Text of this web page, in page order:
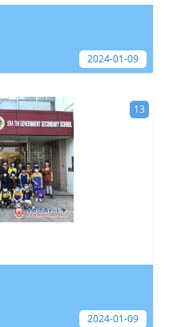
2024-01-09
13
2024-01-09